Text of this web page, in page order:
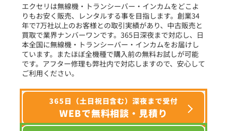
選択条件をリセット
エクセリは無線機・トランシーバー・インカムをどこよ
りもお安く販売、レンタルする事を目指します。創業34
年で7万社以上のお客様との取引実績があり、中古販売と
買取で業界ナンバーワンです。365日深夜まで対応し、日
本全国に無線機・トランシーバー・インカムをお届けし
ています。またほぼ全機種で購入前の無料お試しが可能
です。アフター修理も弊社内で対応しますので、安心して
ご利用ください。
365日（土日祝日含む）深夜まで受付
WEBで無料相談・見積り